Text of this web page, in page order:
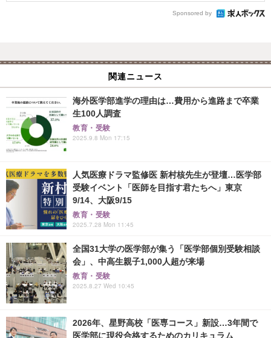
Sponsored by
関連ニュース
海外医学部進学の理由は…費用から進路まで卒業
生100人調査
教育・受験
2025.9.8 Mon 17:15
人気医療ドラマ監修医 新村核先生が登壇…医学部
受験イベント「医師を目指す君たちへ」東京
9/14、大阪9/15
教育・受験
2025.7.28 Mon 11:45
全国31大学の医学部が集う「医学部個別受験相談
会」、中高生親子1,000人超が来場
教育・受験
2025.8.27 Wed 10:45
2026年、星野高校「医専コース」新設…3年間で
医学部に現役合格するためのカリキュラム